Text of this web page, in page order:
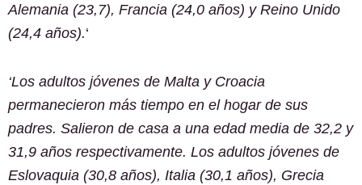
Alemania (23,7), Francia (24,0 años) y Reino Unido
(24,4 años).‘
‘Los adultos jóvenes de Malta y Croacia
permanecieron más tiempo en el hogar de sus
padres. Salieron de casa a una edad media de 32,2 y
31,9 años respectivamente. Los adultos jóvenes de
Eslovaquia (30,8 años), Italia (30,1 años), Grecia